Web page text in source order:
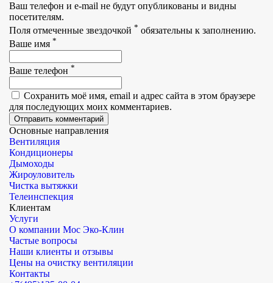
Ваш телефон и e-mail не будут опубликованы и видны
посетителям.
Поля отмеченные звездочкой * обязательны к заполнению.
Ваше имя *
Ваше телефон *
Сохранить моё имя, email и адрес сайта в этом браузере
для последующих моих комментариев.
Основные направления
Вентиляция
Кондиционеры
Дымоходы
Жироуловитель
Чистка вытяжки
Телеинспекция
Клиентам
Услуги
О компании Мос Эко-Клин
Частые вопросы
Наши клиенты и отзывы
Цены на очистку вентиляции
Контакты